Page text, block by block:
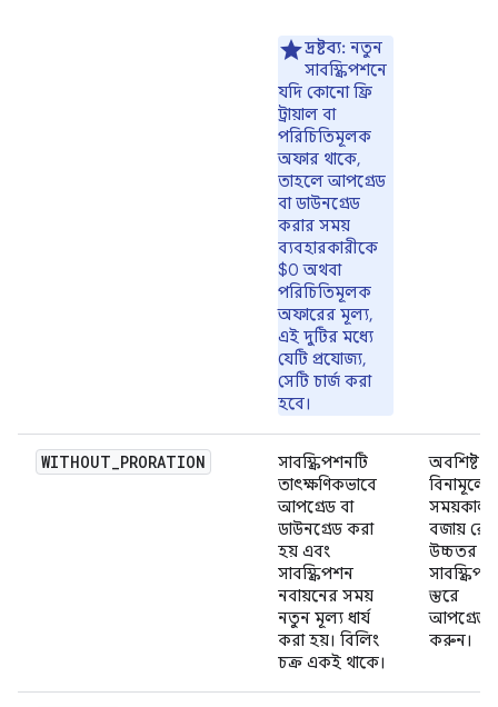
দ্রষ্টব্য: নতুন
সাবস্ক্রিপশনে
যদি কোনো ফ্রি
ট্রায়াল বা
পরিচিতিমূলক
অফার থাকে,
তাহলে আপগ্রেড
বা ডাউনগ্রেড
করার সময়
ব্যবহারকারীকে
$0 অথবা
পরিচিতিমূলক
অফারের মূল্য,
এই দুটির মধ্যে
যেটি প্রযোজ্য,
সেটি চার্জ করা
হবে।
WITHOUT_PRORATION
সাবস্ক্রিপশনটি
তাৎক্ষণিকভাবে
আপগ্রেড বা
ডাউনগ্রেড করা
হয় এবং
সাবস্ক্রিপশন
নবায়নের সময়
নতুন মূল্য ধার্য
করা হয়। বিলিং
চক্র একই থাকে।
অবশিষ্ট
সময়কাল
বজায়
উচ্চতর
স্তরে
আপগ্রেড
করুন।